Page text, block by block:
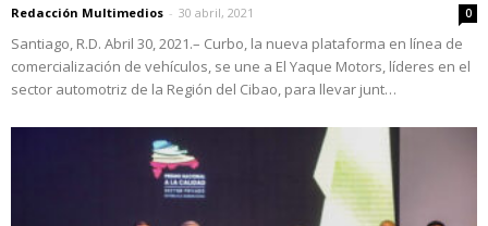
Redacción Multimedios - 30 abril, 2021 0
Santiago, R.D. Abril 30, 2021.– Curbo, la nueva plataforma en línea de
comercialización de vehículos, se une a El Yaque Motors, líderes en el
sector automotriz de la Región del Cibao, para llevar junt…